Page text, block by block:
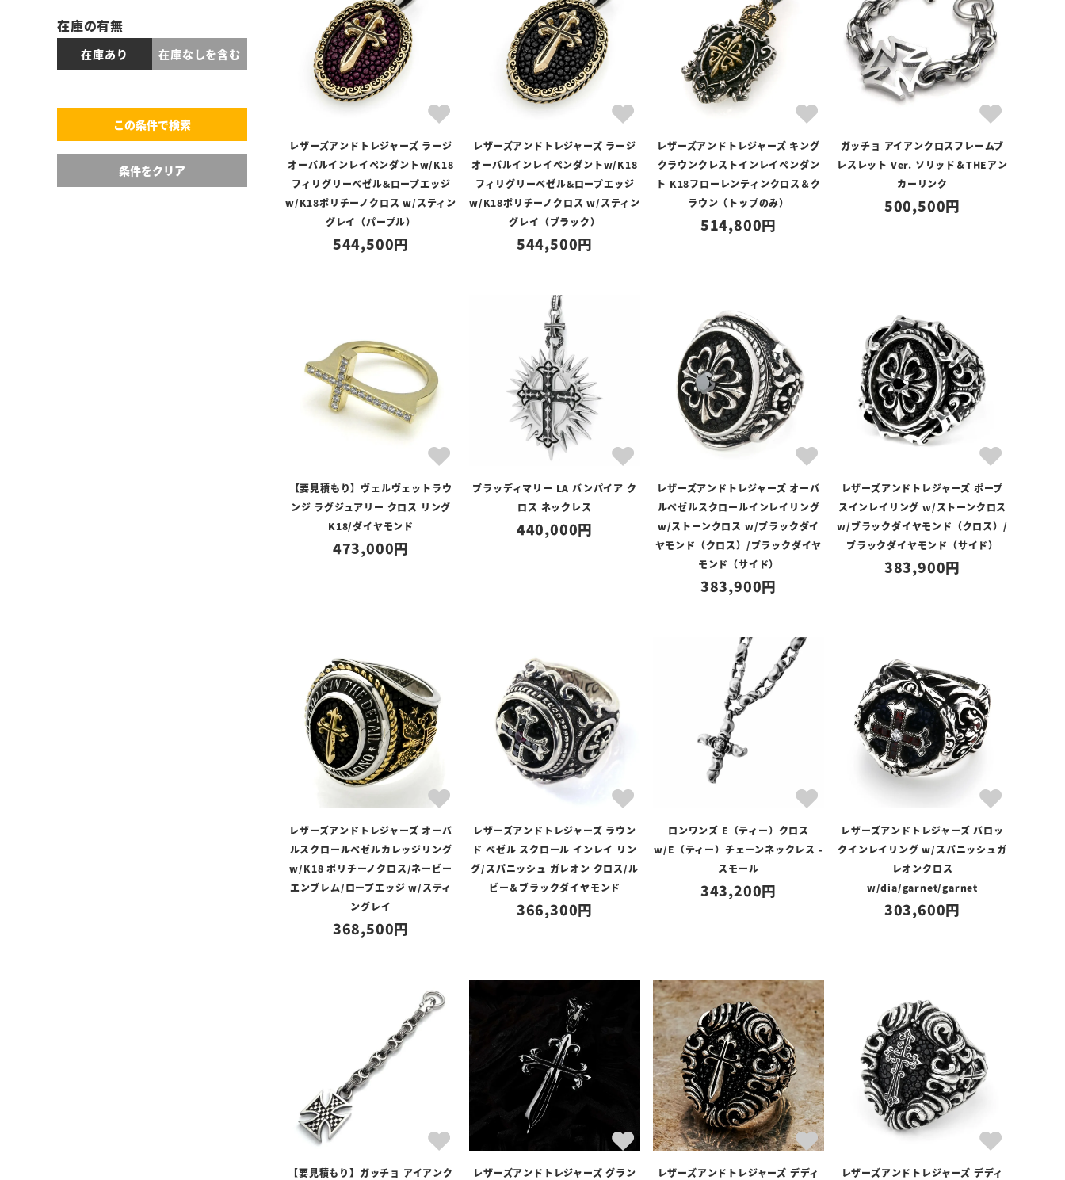
在庫の有無
在庫あり 在庫なしを含む
レザーズアンドトレジャーズ ラージ
オーバルインレイペンダントw/K18
フィリグリーベゼル&ロープエッジ
w/K18ポリチーノクロス w/スティン
グレイ（パープル）
544,500
レザーズアンドトレジャーズ ラージ
オーバルインレイペンダントw/K18
フィリグリーベゼル&ロープエッジ
w/K18ポリチーノクロス w/スティン
グレイ（ブラック）
544,500
レザーズアンドトレジャーズ キング
クラウンクレストインレイペンダン
ト K18フローレンティンクロス＆ク
ラウン（トップのみ）
514,800
ガッチョ アイアンクロスフレームブ
レスレット Ver. ソリッド＆THEアン
カーリンク
500,500
【要見積もり】ヴェルヴェットラウ
ンジ ラグジュアリー クロス リング
K18/ダイヤモンド
473,000
ブラッディマリー LA バンパイア ク
ロス ネックレス
440,000
レザーズアンドトレジャーズ オーバ
ルベゼルスクロールインレイリング
w/ストーンクロス w/ブラックダイ
ヤモンド（クロス）/ブラックダイヤ
モンド（サイド）
383,900
レザーズアンドトレジャーズ ポープ
スインレイリング w/ストーンクロス
w/ブラックダイヤモンド（クロス）/
ブラックダイヤモンド（サイド）
383,900
レザーズアンドトレジャーズ オーバ
ルスクロールベゼルカレッジリング
w/K18 ポリチーノクロス/ネービー
エンブレム/ロープエッジ w/スティ
ングレイ
368,500
レザーズアンドトレジャーズ ラウン
ド ベゼル スクロール インレイ リン
グ/スパニッシュ ガレオン クロス/ル
ビー＆ブラックダイヤモンド
366,300
ロンワンズ E（ティー）クロス
w/E（ティー）チェーンネックレス -
スモール
343,200
レザーズアンドトレジャーズ バロッ
クインレイリング w/スパニッシュガ
レオンクロス
w/dia/garnet/garnet
303,600
【要見積もり】ガッチョ アイアンク
レザーズアンドトレジャーズ グラン
レザーズアンドトレジャーズ デディ
レザーズアンドトレジャーズ デディ